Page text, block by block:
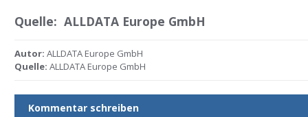
Quelle: ALLDATA Europe GmbH
Autor: ALLDATA Europe GmbH
Quelle: ALLDATA Europe GmbH
Kommentar schreiben